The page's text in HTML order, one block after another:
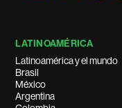
LATINOAMÉRICA
Latinoamérica y el mundo
Brasil
México
Argentina